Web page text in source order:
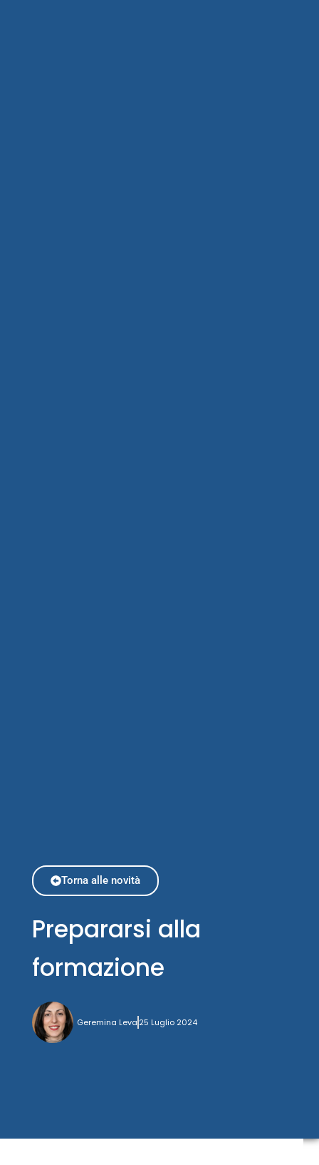
Torna alle novità
Prepararsi alla
formazione
Geremina Leva 25 Luglio 2024